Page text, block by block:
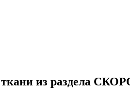
ткани из раздела